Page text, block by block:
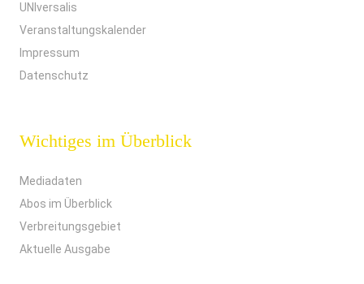
UNIversalis
Veranstaltungskalender
Impressum
Datenschutz
Wichtiges im Überblick
Mediadaten
Abos im Überblick
Verbreitungsgebiet
Aktuelle Ausgabe